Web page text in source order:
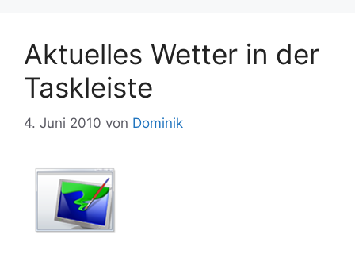
Aktuelles Wetter in der
Taskleiste
4. Juni 2010 von Dominik